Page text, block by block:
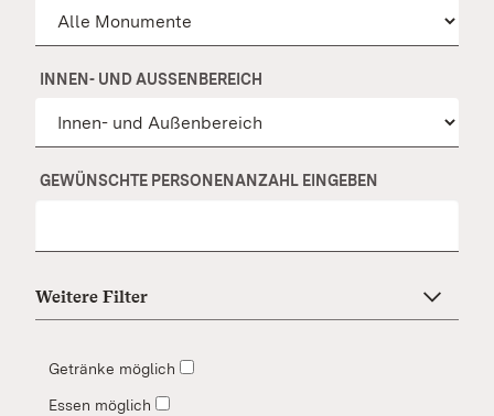
INNEN- UND AUSSENBEREICH
GEWÜNSCHTE PERSONENANZAHL EINGEBEN
Weitere Filter
Getränke möglich
Essen möglich